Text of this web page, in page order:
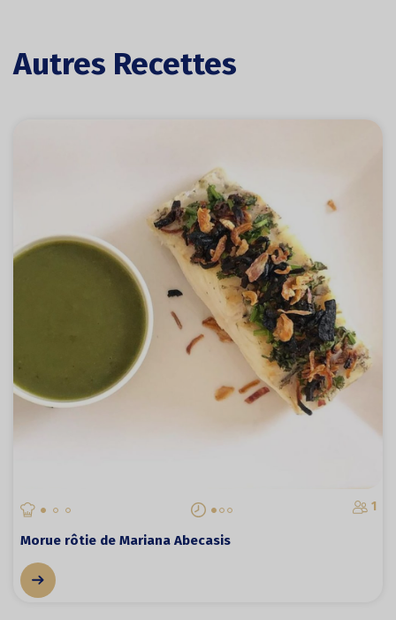
Autres Recettes
1
Morue rôtie de Mariana Abecasis